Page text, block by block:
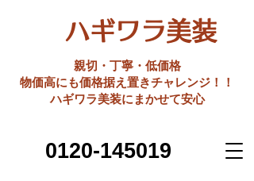
ハギワラ美装
親切・丁寧・低価格
​物価高にも価格据え置きチャレンジ！！
ハギワラ美装にまかせて安心
0120-145019